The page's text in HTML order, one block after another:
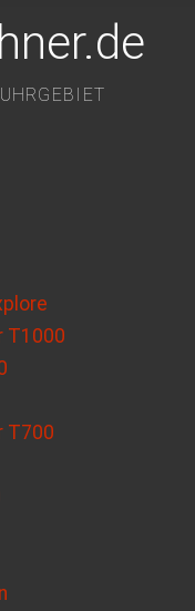
T1000
T700